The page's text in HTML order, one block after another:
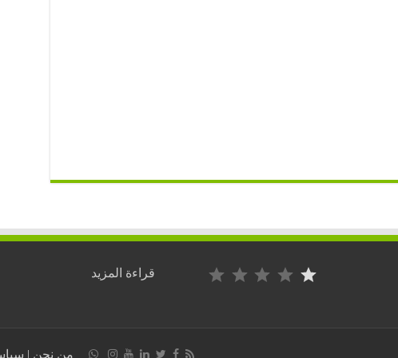
قراءة المزيد
يجيز
من نحن |